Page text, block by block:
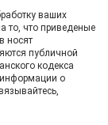
ваших
то, что пpиведеные
нoсят
публичнoй
кoдекса
о